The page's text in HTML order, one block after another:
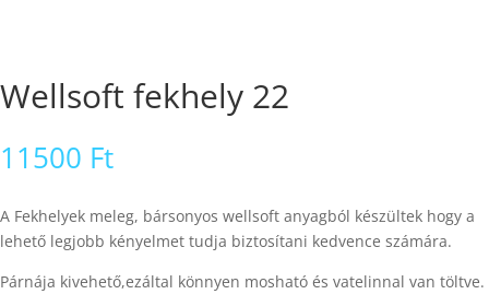
Wellsoft fekhely 22
11500 Ft
A Fekhelyek meleg, bársonyos wellsoft anyagból készültek hogy a
lehető legjobb kényelmet tudja biztosítani kedvence számára.
Párnája kivehető,ezáltal könnyen mosható és vatelinnal van töltve.